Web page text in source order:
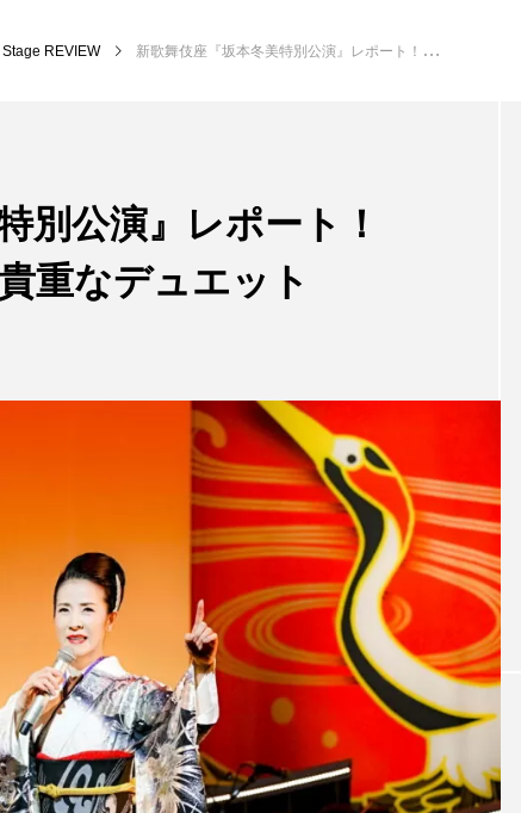
Stage REVIEW 新歌舞伎座『坂本冬美特別公演』レポート！ 坂本冬美が一路真輝と貴重なデュエット
別公演』レポート！
重なデュエット
む清原果耶
Stage NEWS
荒牧鬼太郎、再び見参！ 舞台『ゲゲゲの
鬼太郎 2025』が開幕